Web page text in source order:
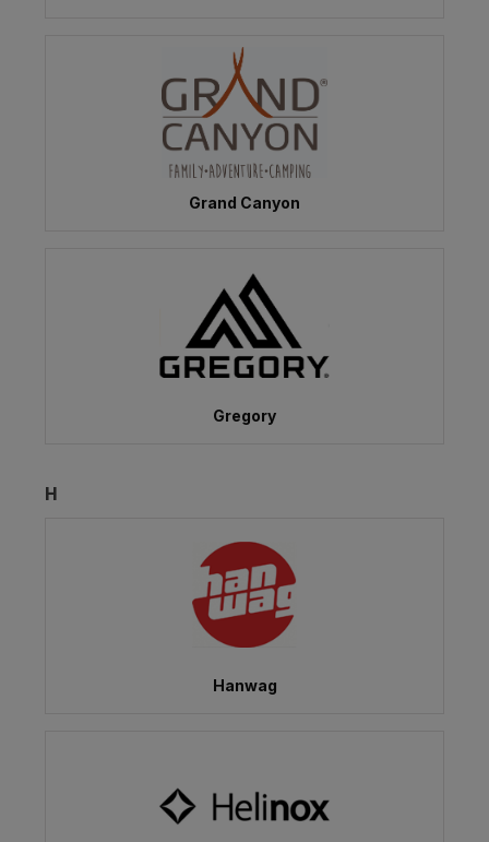
Grand Canyon
Gregory
H
Hanwag